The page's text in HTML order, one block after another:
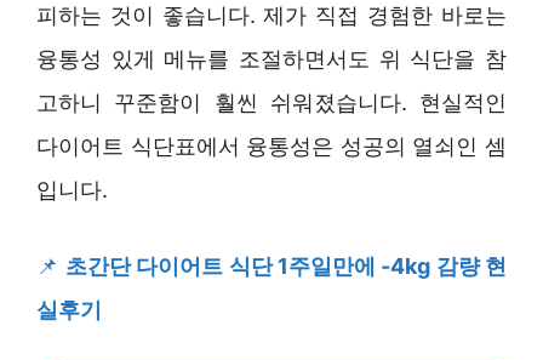
피하는 것이 좋습니다. 제가 직접 경험한 바로는
융통성 있게 메뉴를 조절하면서도 위 식단을 참
고하니 꾸준함이 훨씬 쉬워졌습니다. 현실적인
다이어트 식단표에서 융통성은 성공의 열쇠인 셈
입니다.
📌 초간단 다이어트 식단 1주일만에 -4kg 감량 현
실후기